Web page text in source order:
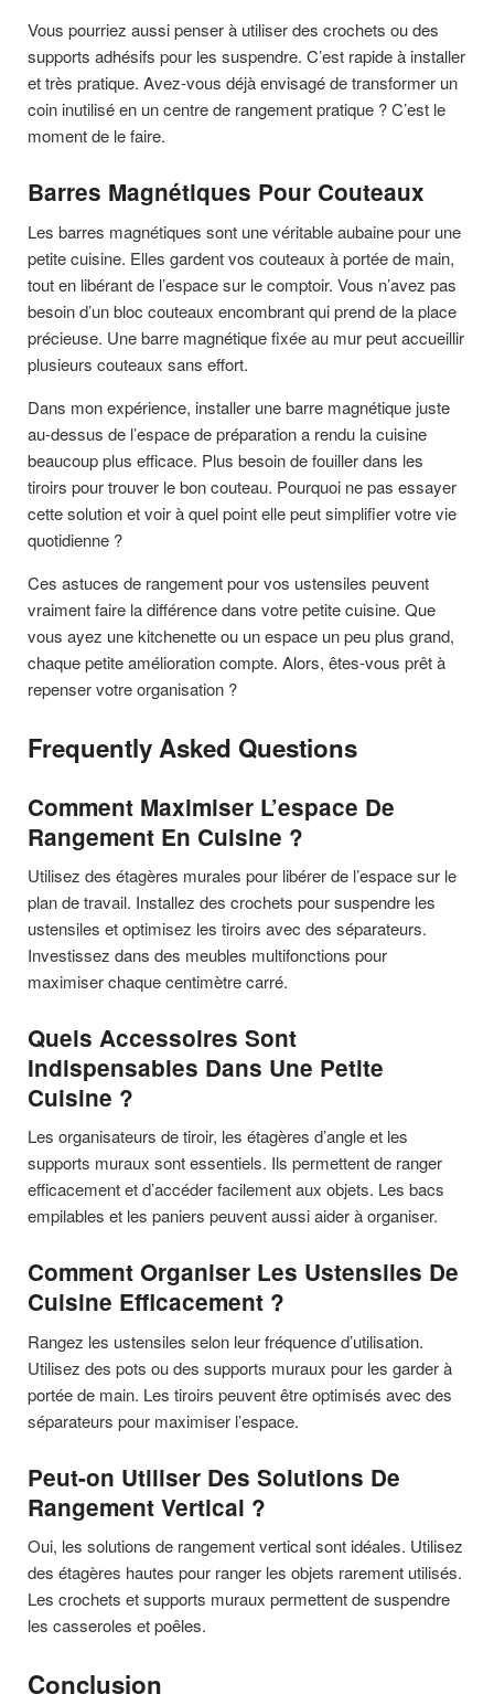
Vous pourriez aussi penser à utiliser des crochets ou des
supports adhésifs pour les suspendre. C’est rapide à installer
et très pratique. Avez-vous déjà envisagé de transformer un
coin inutilisé en un centre de rangement pratique ? C’est le
moment de le faire.
Barres Magnétiques Pour Couteaux
Les barres magnétiques sont une véritable aubaine pour une
petite cuisine. Elles gardent vos couteaux à portée de main,
tout en libérant de l’espace sur le comptoir. Vous n’avez pas
besoin d’un bloc couteaux encombrant qui prend de la place
précieuse. Une barre magnétique fixée au mur peut accueillir
plusieurs couteaux sans effort.
Dans mon expérience, installer une barre magnétique juste
au-dessus de l’espace de préparation a rendu la cuisine
beaucoup plus efficace. Plus besoin de fouiller dans les
tiroirs pour trouver le bon couteau. Pourquoi ne pas essayer
cette solution et voir à quel point elle peut simplifier votre vie
quotidienne ?
Ces astuces de rangement pour vos ustensiles peuvent
vraiment faire la différence dans votre petite cuisine. Que
vous ayez une kitchenette ou un espace un peu plus grand,
chaque petite amélioration compte. Alors, êtes-vous prêt à
repenser votre organisation ?
Frequently Asked Questions
Comment Maximiser L’espace De
Rangement En Cuisine ?
Utilisez des étagères murales pour libérer de l’espace sur le
plan de travail. Installez des crochets pour suspendre les
ustensiles et optimisez les tiroirs avec des séparateurs.
Investissez dans des meubles multifonctions pour
maximiser chaque centimètre carré.
Quels Accessoires Sont
Indispensables Dans Une Petite
Cuisine ?
Les organisateurs de tiroir, les étagères d’angle et les
supports muraux sont essentiels. Ils permettent de ranger
efficacement et d’accéder facilement aux objets. Les bacs
empilables et les paniers peuvent aussi aider à organiser.
Comment Organiser Les Ustensiles De
Cuisine Efficacement ?
Rangez les ustensiles selon leur fréquence d’utilisation.
Utilisez des pots ou des supports muraux pour les garder à
portée de main. Les tiroirs peuvent être optimisés avec des
séparateurs pour maximiser l’espace.
Peut-on Utiliser Des Solutions De
Rangement Vertical ?
Oui, les solutions de rangement vertical sont idéales. Utilisez
des étagères hautes pour ranger les objets rarement utilisés.
Les crochets et supports muraux permettent de suspendre
les casseroles et poêles.
Conclusion